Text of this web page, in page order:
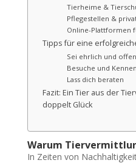
Tierheime &
Pflegestellen &
Online-Plattformen
Tipps für eine
Sei ehrlich und offen
Besuche und
Lass dich beraten
Fazit: Ein Tier aus der
doppelt Glück
Warum
In Zeiten von